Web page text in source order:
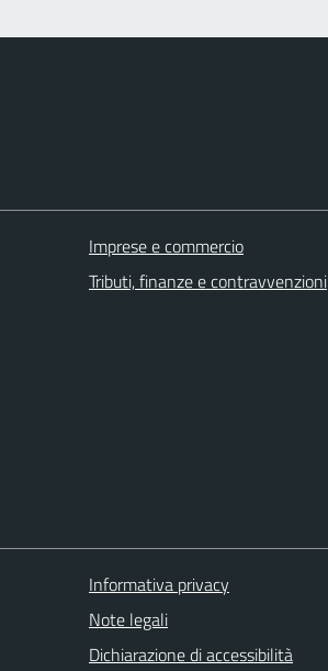
Imprese e commercio
Tributi, finanze e contravvenzioni
Informativa privacy
Note legali
Dichiarazione di accessibilità